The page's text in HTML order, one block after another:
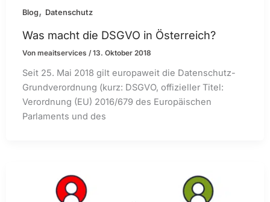
Blog, Datenschutz
Was macht die DSGVO in Österreich?
Vonmeaitservices/13. Oktober 2018
Seit 25. Mai 2018 gilt europaweit die Datenschutz-
Grundverordnung (kurz: DSGVO, offizieller Titel:
Verordnung (EU) 2016/679 des Europäischen
Parlaments und des